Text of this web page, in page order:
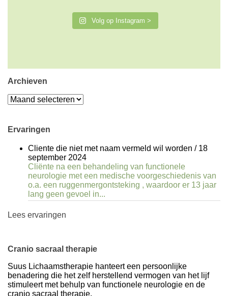
Volg op Instagram >
Archieven
Archieven
Ervaringen
Cliente die niet met naam vermeld wil worden / 18
september 2024
Cliënte na een behandeling van functionele
neurologie met een medische voorgeschiedenis van
o.a. een ruggenmergontsteking , waardoor er 13 jaar
lang geen gevoel in...
Lees ervaringen
Cranio sacraal therapie
Suus Lichaamstherapie hanteert een persoonlijke
benadering die het zelf herstellend vermogen van het lijf
stimuleert met behulp van functionele neurologie en de
cranio sacraal therapie.